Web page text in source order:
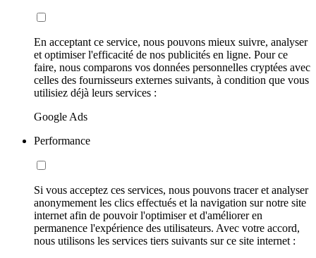
En acceptant ce service, nous pouvons mieux suivre, analyser
et optimiser l'efficacité de nos publicités en ligne. Pour ce
faire, nous comparons vos données personnelles cryptées avec
celles des fournisseurs externes suivants, à condition que vous
utilisiez déjà leurs services :
Google Ads
Performance
Si vous acceptez ces services, nous pouvons tracer et analyser
anonymement les clics effectués et la navigation sur notre site
internet afin de pouvoir l'optimiser et d'améliorer en
permanence l'expérience des utilisateurs. Avec votre accord,
nous utilisons les services tiers suivants sur ce site internet :